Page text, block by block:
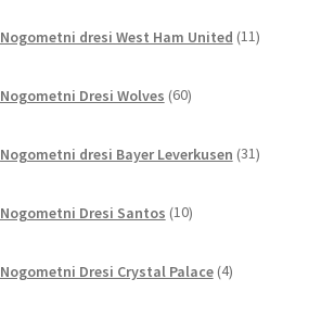
Nogometni dresi West Ham United 11izdelkov
Nogometni Dresi Wolves 60izdelkov
Nogometni dresi Bayer Leverkusen 31izdelkov
Nogometni Dresi Santos 10izdelkov
Nogometni Dresi Crystal Palace 4izdelki